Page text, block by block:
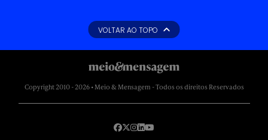
VOLTAR AO TOPO
Copyright 2010 - 2026 • Meio & Mensagem - Todos os direitos Reservados